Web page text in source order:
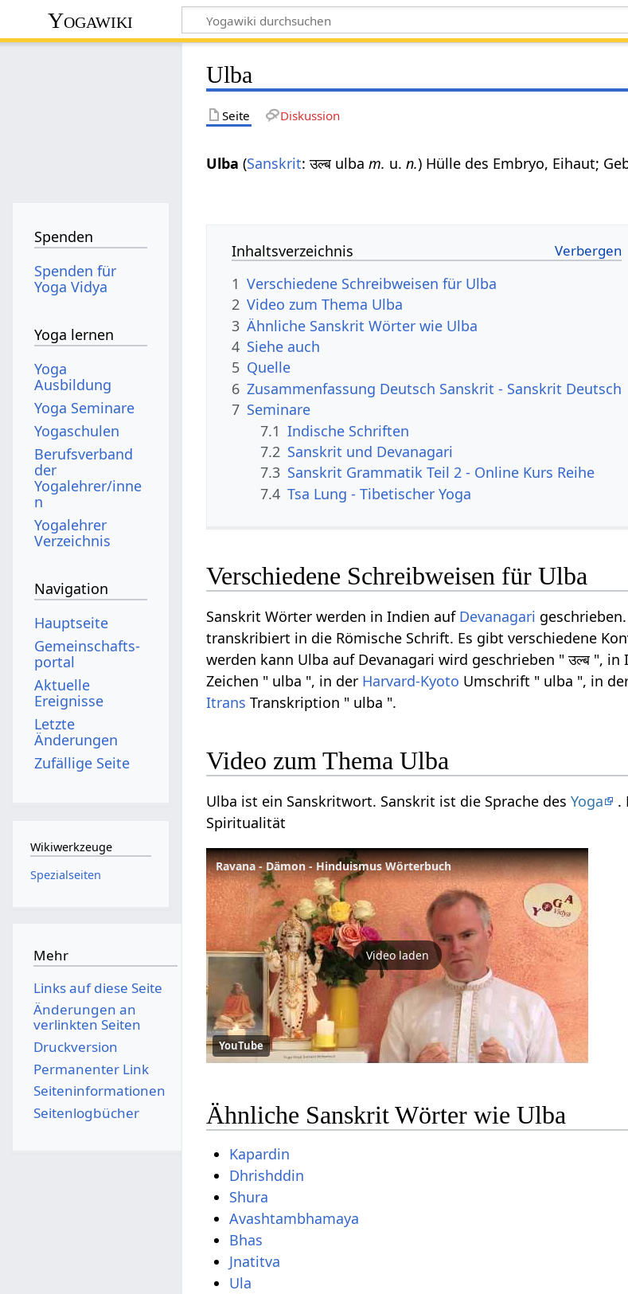
Yogawiki
Ulba
Seite Diskussion
Ulba (Sanskrit: उल्ब ulbam. u.n.) Hülle des Embryo, Eihaut;
Inhaltsverzeichnis
1 Verschiedene Schreibweisen für Ulba
2 Video zum Thema Ulba
3 Ähnliche Sanskrit Wörter wie Ulba
4 Siehe auch
5 Quelle
6 Zusammenfassung Deutsch Sanskrit - Sanskrit Deutsch
7 Seminare
7.1 Indische Schriften
7.2 Sanskrit und Devanagari
7.3 Sanskrit Grammatik Teil 2 - Online Kurs Reihe
7.4 Tsa Lung - Tibetischer Yoga
Verschiedene Schreibweisen für Ulba
Sanskrit Wörter werden in Indien auf Devanagari
transkribiert in die Römische Schrift. Es gibt verschiedene
werden kann Ulba auf Devanagari wird geschrieben " उल्ब ",
Zeichen " ulba ", in der Harvard-Kyoto Umschrift " ulba ", in
Itrans Transkription " ulba ".
Video zum Thema Ulba
Ulba ist ein Sanskritwort. Sanskrit ist die Sprache desYoga .
Spiritualität
Ravana - Dämon - Hinduismus Wörterbuch
Video laden
YouTube
Ähnliche Sanskrit Wörter wie Ulba
Kapardin
Dhrishddin
Shura
Avashtambhamaya
Bhas
Jnatitva
Ula
Spenden
Spenden für
Yoga Vidya
Yoga lernen
Yoga
Ausbildung
Yoga Seminare
Yogaschulen
Berufsverband
der
Yogalehrer/inne
n
Yogalehrer
Verzeichnis
Navigation
Hauptseite
Gemeinschafts­
portal
Aktuelle
Ereignisse
Letzte
Änderungen
Zufällige Seite
Wikiwerkzeuge
Spezialseiten
Mehr
Links auf diese Seite
Änderungen an
verlinkten Seiten
Druckversion
Permanenter Link
Seiten­­informationen
Seitenlogbücher